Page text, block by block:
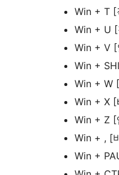
Win + T [
Win + U [
Win + V [
Win +
Win + W
Win + X [
Win + Z [
Win + , [
Win +